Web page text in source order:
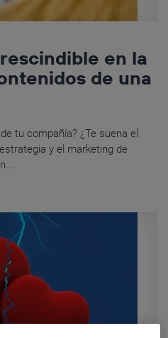
en la
de una
tu compañía? ¿Te suena el
y el marketing de